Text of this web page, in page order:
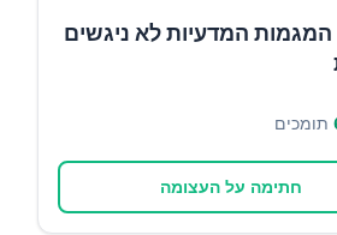
המגמות המדעיות לא ניגשים
תומכים
חתימה על העצומה